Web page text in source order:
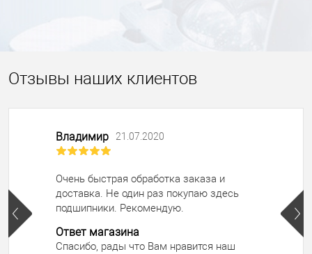
Отзывы наших клиентов
Владимир 21.07.2020
Очень быстрая обработка заказа и
доставка. Не один раз покупаю здесь
подшипники. Рекомендую.
Ответ магазина
Спасибо, рады что Вам нравится наш